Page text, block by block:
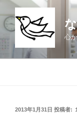
ン
テ
心
投
2013年1月31日 投稿者: